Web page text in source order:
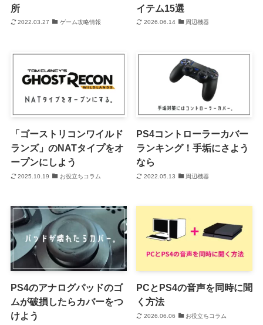
所
2022.03.27 ゲーム攻略情報
イテム15選
2026.06.14 周辺機器
「ゴーストリコンワイルド
ランズ」のNATタイプをオ
ープンにしよう
2025.10.19 お役立ちコラム
PS4コントローラーカバー
ランキング！手垢にさよう
なら
2022.05.13 周辺機器
PS4のアナログパッドのゴ
ムが破損したらカバーをつ
けよう
PCとPS4の音声を同時に聞
く方法
2026.06.06 お役立ちコラム